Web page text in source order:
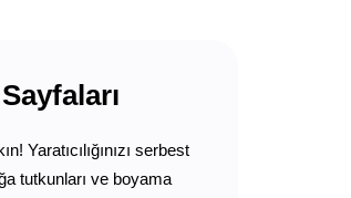
Yaratıcılığınızı serbest
tutkunları ve boyama